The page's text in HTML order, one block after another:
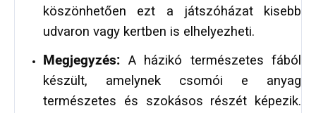
köszönhetően ezt a játszóházat kisebb
udvaron vagy kertben is elhelyezheti.
Megjegyzés: A házikó természetes fából
készült, amelynek csomói e anyag
természetes és szokásos részét képezik.